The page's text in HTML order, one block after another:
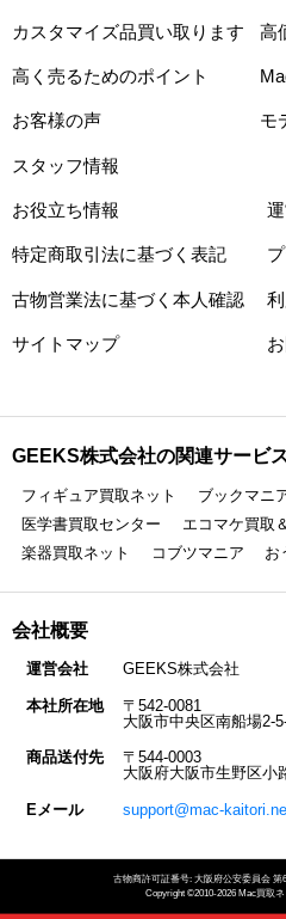
カスタマイズ品買い取ります 高
高く売るためのポイント
お客様の声 モ
スタッフ情報
お役立ち情報
特定商取引法に基づく表記
古物営業法に基づく本人確認
サイトマップ
GEEKS株式会社の関連サービ
フィギュア買取ネット ブックマニ
医学書買取センター
エコマケ買取
楽器買取ネット
コブツマニア お
会社概要
運営会社 GEEKS株式会社
本社所在地
〒542-0081
大阪市中央区南船場2-
商品送付先
〒544-0003
大阪府大阪市生野区小
Eメール support@mac-
古物商許可証番号: 大阪府公安委員会 第
Copyright ©2010-2026 Mac買取